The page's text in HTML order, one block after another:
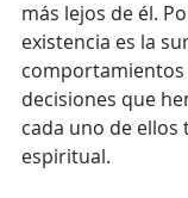
más lejos de él.
existencia es la
comportamientos
decisiones que
cada uno de
espiritual.